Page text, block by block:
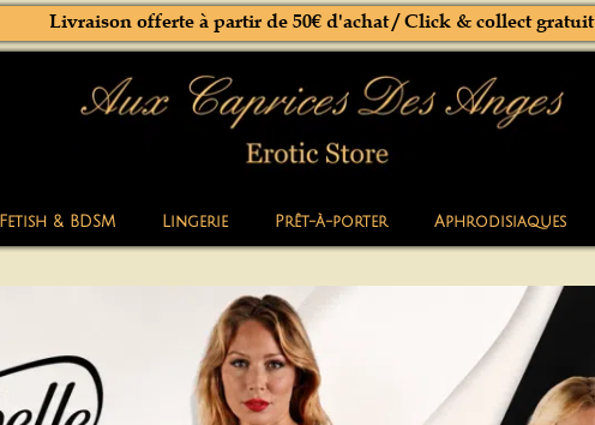
Fetish & BDSM Lingerie Prêt-à-porter Aphrodisiaques
Livraison offerte à partir de 50€ d'achat / Click & collect gratuit